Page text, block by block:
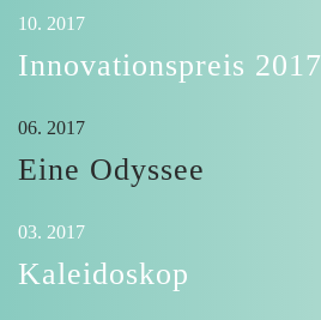
10. 2017
Innovationspreis 2017
06. 2017
Eine Odyssee
03. 2017
Kaleidoskop